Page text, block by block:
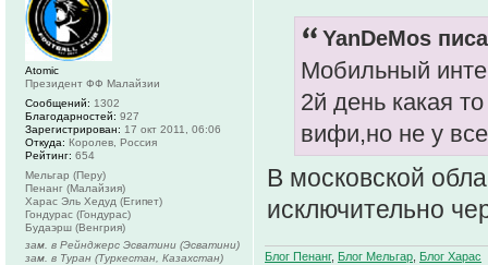
YanDeMos
Мобильный
2й день какая
вифи,но не у
В московской
исключительно
Блог Пенанг, Блог Мельгар Блог Харас
Atomic
Президент ФФ Малайзии
Сообщений: 1302
Благодарностей: 927
Зарегистрирован: 17 окт 2011, 06:06
Откуда: Королев, Россия
Рейтинг: 654
Мельгар (Перу)
Пенанг (Малайзия)
Харас Эль Хедуд (Египет)
Гондурас (Гондурас)
Будаэрш (Венгрия)
зам. в Рейнджерс Эсватини (Эсватини)
зам. в Туран (Туркестан, Казахстан)